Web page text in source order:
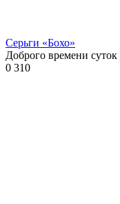
Серьги «Бохо»
Доброго времени
0 310